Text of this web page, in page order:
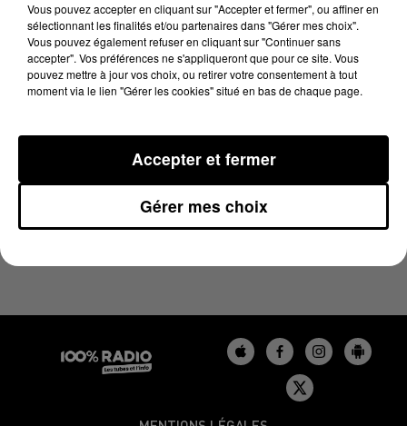
29 octobre 2024 - 2 min 22 sec
LES INFOS DU TARN DU 29/10/2024 À 11H00
Vous pouvez accepter en cliquant sur "Accepter et fermer", ou affiner en
sélectionnant les finalités et/ou partenaires dans "Gérer mes choix".
Vous pouvez également refuser en cliquant sur "Continuer sans
accepter". Vos préférences ne s'appliqueront que pour ce site. Vous
pouvez mettre à jour vos choix, ou retirer votre consentement à tout
moment via le lien "Gérer les cookies" situé en bas de chaque page.
Gérer mes choix
Accepter et fermer